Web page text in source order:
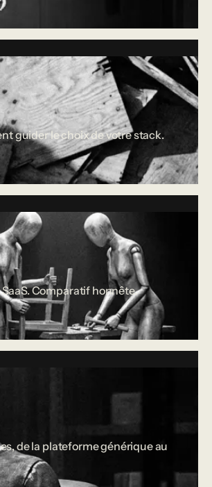
guider le choix de votre stack.
Comparatif honnête.
de la plateforme générique au